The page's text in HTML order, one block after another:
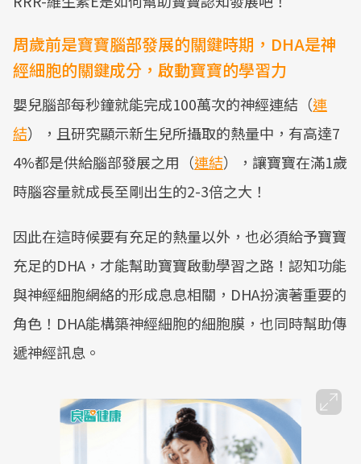
周歲前是寶寶腦部發展的關鍵時期，DHA是神
經細胞的關鍵成分，啟動寶寶的學習力
嬰兒腦部每秒鐘就能完成100萬次的神經連結（連
結），且研究顯示新生兒所攝取的熱量中，有高達7
4%都是供給腦部發展之用（連結），讓寶寶在滿1歲
時腦容量就成長至剛出生的2-3倍之大！
因此在這時候要有充足的熱量以外，也必須給予寶寶
充足的DHA，才能幫助寶寶啟動學習之路！認知功能
與神經細胞網絡的形成息息相關，DHA扮演著重要的
角色！DHA能構築神經細胞的細胞膜，也同時幫助傳
遞神經訊息。